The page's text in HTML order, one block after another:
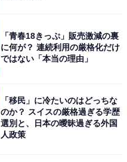
「青春18きっぷ」販売激減の裏
に何が？ 連続利用の厳格化だけ
ではない「本当の理由」
「移民」に冷たいのはどっちな
のか？ スイスの厳格過ぎる学歴
選別と、日本の曖昧過ぎる外国
人政策